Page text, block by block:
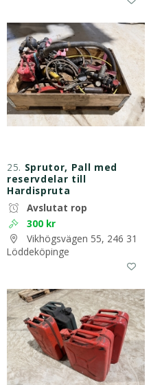
25. Sprutor, Pall med
reservdelar till
Hardispruta
Avslutat rop
300 kr
Vikhögsvägen 55, 246 31
Löddeköpinge